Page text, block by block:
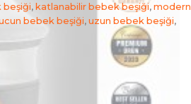
beşiği, katlanabilir bebek beşiği, modern
bebek beşiği, uzun bebek beşiği,